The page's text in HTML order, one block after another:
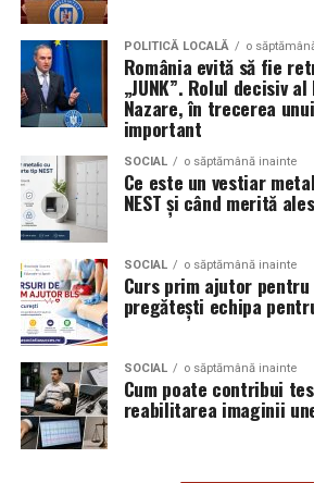
Audi;
Skoda;
Seat;
Porsche;
Opel;
Ford;
Renault și altele.
Compatibilitatea exactă trebuie
în manualul vehiculului sau în
producătorului.
Este potrivit pentru motoarele
Da.
Aceasta nu doar că îmbunătățește
eveniment, dar poate și atrage mai
care sunt interesați de susținerea
Promovând un eveniment “verde”,
atrage atenția asupra
mediului și față de responsabilitatea
Participanții vor aprecia cu siguranță
organizatorii au ales să adopte soluții
natura. De asemenea, acest lucru
creșterea reputației evenimentului și
numărului de participanți în edițiile
Confortul participanților
Deși un eveniment verde presupune
și un impact pozitiv asupra mediului,
facă compromisuri în ceea ce
POLITICĂ LOCALĂ o
România evită să fie
„JUNK”. Rolul decisiv
Nazare, în trecerea
important
SOCIAL o săptămână inainte
Ce este un vestiar
NEST și când merită ales
SOCIAL o săptămână inainte
Curs prim ajutor
pregătești echipa
SOCIAL o săptămână inainte
Cum poate contribui
reabilitarea imaginii